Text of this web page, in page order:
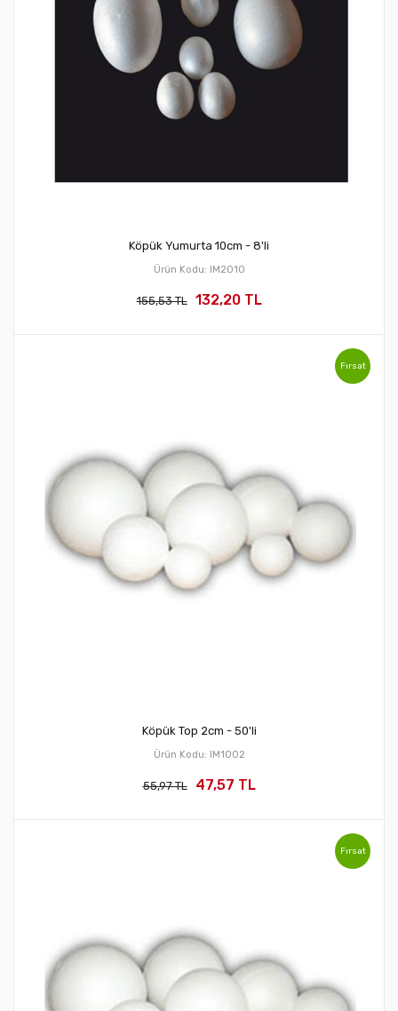
Köpük Yumurta 10cm - 8'li
Ürün Kodu: IM2010
155,53 TL 132,20 TL
Fırsat
Köpük Top 2cm - 50'li
Ürün Kodu: IM1002
55,97 TL 47,57 TL
Fırsat